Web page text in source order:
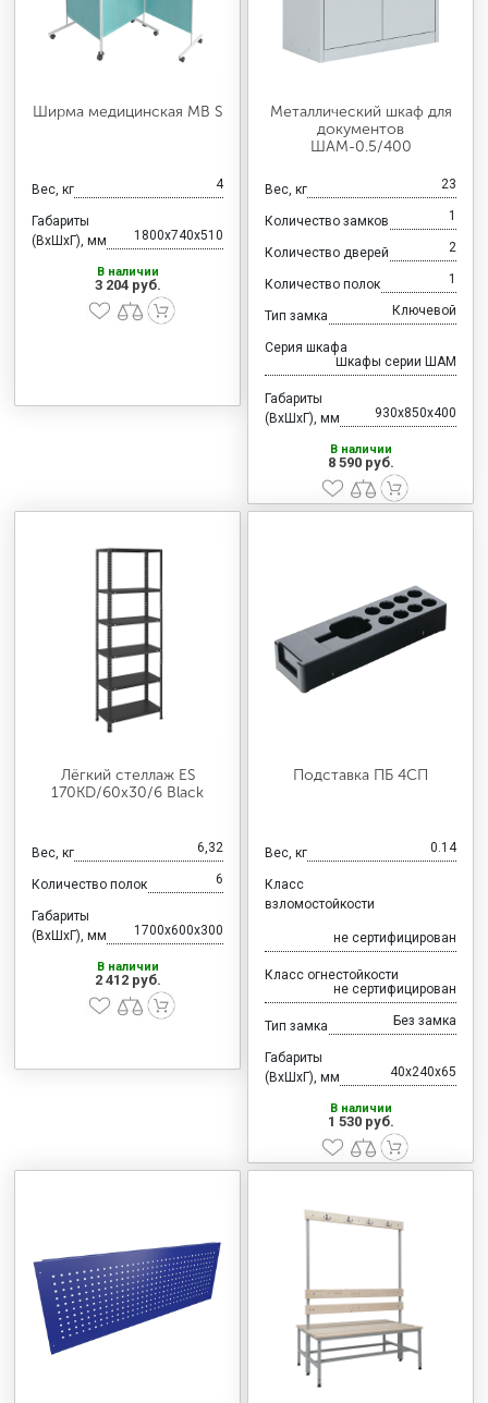
Ширма медицинская MB S
Вес, кг 4
Габариты
(ВхШхГ), мм
1800x740x510
В наличии
3 204 руб.
Металлический шкаф для
документов
ШАМ-0.5/400
Вес, кг 23
Количество замков 1
Количество дверей 2
Количество полок 1
Тип замка Ключевой
Серия шкафа
Шкафы серии ШАМ
Габариты
(ВхШхГ), мм
930x850x400
В наличии
8 590 руб.
Лёгкий стеллаж ES
170KD/60x30/6 Black
Вес, кг 6,32
Количество полок 6
Габариты
(ВхШхГ), мм
1700x600x300
В наличии
2 412 руб.
Подставка ПБ 4СП
Вес, кг 0.14
Класс
взломостойкости
не сертифицирован
Класс огнестойкости
не сертифицирован
Тип замка Без замка
Габариты
(ВхШхГ), мм
40x240x65
В наличии
1 530 руб.